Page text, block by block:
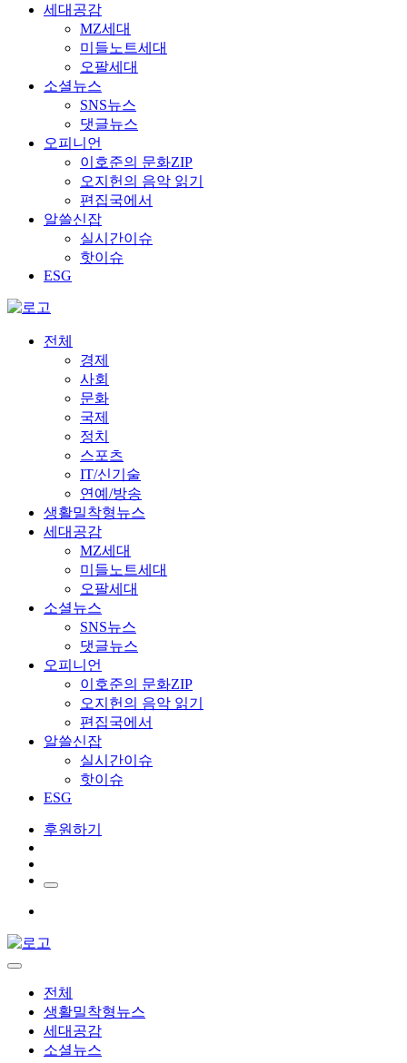
세대공감
MZ세대
미들노트세대
오팔세대
소셜뉴스
SNS뉴스
댓글뉴스
오피니언
이호준의 문화ZIP
오지헌의 음악 읽기
편집국에서
알쓸신잡
실시간이슈
핫이슈
ESG
전체
경제
사회
문화
국제
정치
스포츠
IT/신기술
연예/방송
생활밀착형뉴스
세대공감
MZ세대
미들노트세대
오팔세대
소셜뉴스
SNS뉴스
댓글뉴스
오피니언
이호준의 문화ZIP
오지헌의 음악 읽기
편집국에서
알쓸신잡
실시간이슈
핫이슈
ESG
후원하기
전체
생활밀착형뉴스
세대공감
소셜뉴스